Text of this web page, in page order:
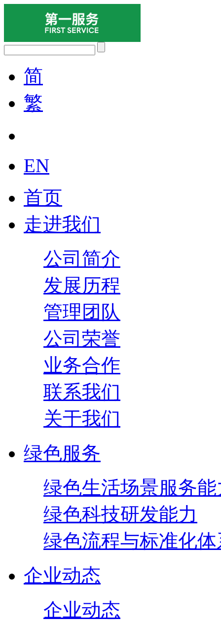
简
繁
EN
首页
走进我们
公司简介
发展历程
管理团队
公司荣誉
业务合作
联系我们
关于我们
绿色服务
绿色生活场景服务能
绿色科技研发能力
绿色流程与标准化体
企业动态
企业动态